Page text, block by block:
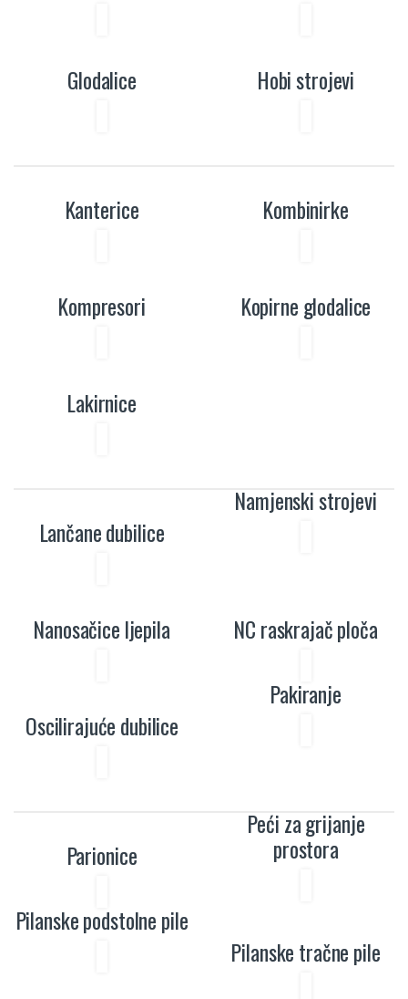
Glodalice Hobi strojevi
Kanterice Kombinirke
Kompresori Kopirne glodalice
Lakirnice
Lančane dubilice
Namjenski strojevi
Nanosačice ljepila NC raskrajač ploča
Oscilirajuće dubilice
Pakiranje
Parionice
Peći za grijanje
prostora
Pilanske podstolne pile
Pilanske tračne pile